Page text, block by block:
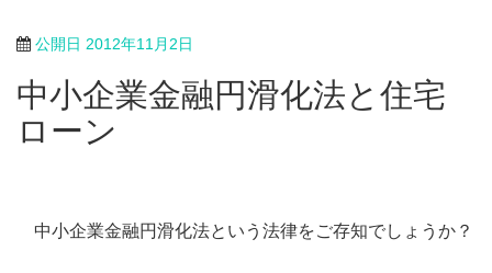
公開日 2012年11月2日
中小企業金融円滑化法と住宅
ローン
中小企業金融円滑化法という法律をご存知でしょうか？